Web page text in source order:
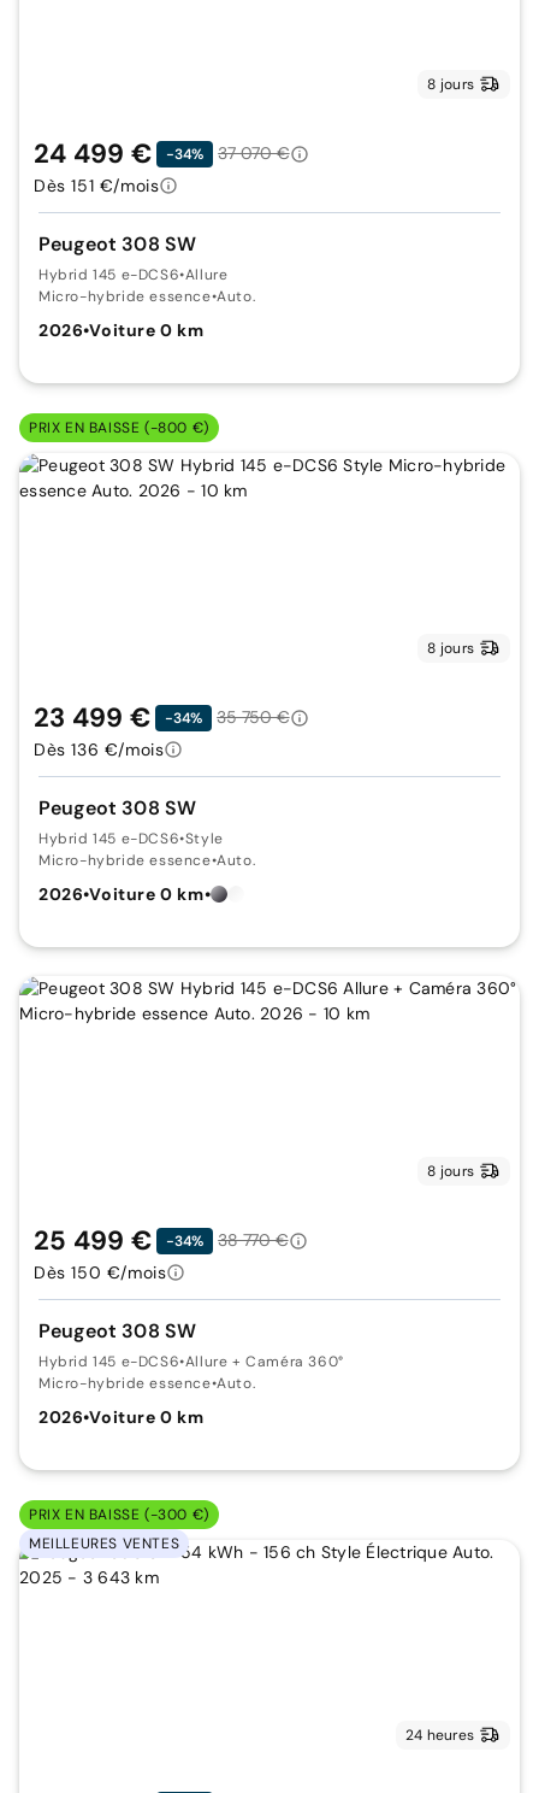
8 jours
Peugeot 308 SW
Hybrid 145 e-DCS6•Allure
Micro-hybride essence•Auto.
2026•Voiture 0 km
24 499 € -34%
37 070 €
Dès 151 €/mois
PRIX EN BAISSE (-800 €)
8 jours
Peugeot 308 SW
Hybrid 145 e-DCS6•Style
Micro-hybride essence•Auto.
2026•Voiture 0 km•
23 499 € -34%
35 750 €
Dès 136 €/mois
8 jours
Peugeot 308 SW
Hybrid 145 e-DCS6•Allure + Caméra 360°
Micro-hybride essence•Auto.
2026•Voiture 0 km
25 499 € -34%
38 770 €
Dès 150 €/mois
PRIX EN BAISSE (-300 €)
MEILLEURES VENTES
24 heures